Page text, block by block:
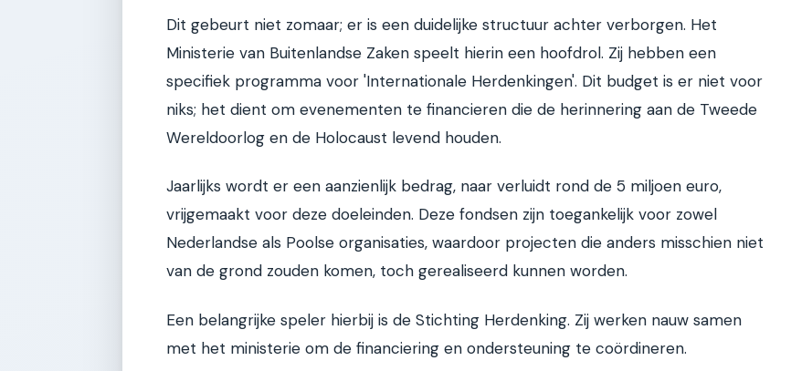
Dit gebeurt niet zomaar; er is een duidelijke structuur achter verborgen. Het
Ministerie van Buitenlandse Zaken speelt hierin een hoofdrol. Zij hebben een
specifiek programma voor 'Internationale Herdenkingen'. Dit budget is er niet voor
niks; het dient om evenementen te financieren die de herinnering aan de Tweede
Wereldoorlog en de Holocaust levend houden.
Jaarlijks wordt er een aanzienlijk bedrag, naar verluidt rond de 5 miljoen euro,
vrijgemaakt voor deze doeleinden. Deze fondsen zijn toegankelijk voor zowel
Nederlandse als Poolse organisaties, waardoor projecten die anders misschien niet
van de grond zouden komen, toch gerealiseerd kunnen worden.
Een belangrijke speler hierbij is de Stichting Herdenking. Zij werken nauw samen
met het ministerie om de financiering en ondersteuning te coördineren.